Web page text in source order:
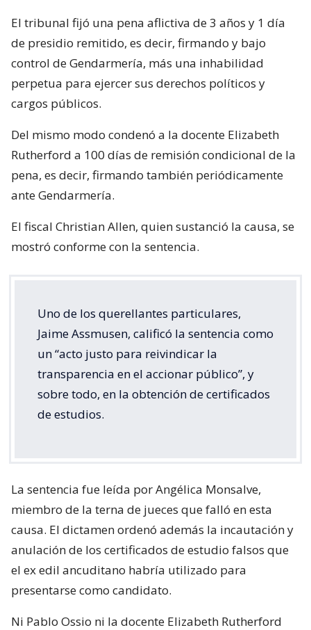
El tribunal fijó una pena aflictiva de 3 años y 1 día
de presidio remitido, es decir, firmando y bajo
control de Gendarmería, más una inhabilidad
perpetua para ejercer sus derechos políticos y
cargos públicos.
Del mismo modo condenó a la docente Elizabeth
Rutherford a 100 días de remisión condicional de la
pena, es decir, firmando también periódicamente
ante Gendarmería.
El fiscal Christian Allen, quien sustanció la causa, se
mostró conforme con la sentencia.
Uno de los querellantes particulares,
Jaime Assmusen, calificó la sentencia como
un “acto justo para reivindicar la
transparencia en el accionar público”, y
sobre todo, en la obtención de certificados
de estudios.
La sentencia fue leída por Angélica Monsalve,
miembro de la terna de jueces que falló en esta
causa. El dictamen ordenó además la incautación y
anulación de los certificados de estudio falsos que
el ex edil ancuditano habría utilizado para
presentarse como candidato.
Ni Pablo Ossio ni la docente Elizabeth Rutherford